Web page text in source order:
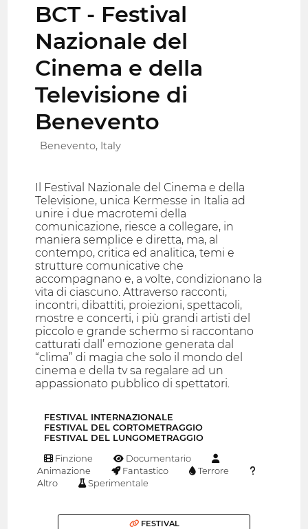
BCT - Festival
Nazionale del
Cinema e della
Televisione di
Benevento
Benevento, Italy
Il Festival Nazionale del Cinema e della
Televisione, unica Kermesse in Italia ad
unire i due macrotemi della
comunicazione, riesce a collegare, in
maniera semplice e diretta, ma, al
contempo, critica ed analitica, temi e
strutture comunicative che
accompagnano e, a volte, condizionano la
vita di ciascuno. Attraverso racconti,
incontri, dibattiti, proiezioni, spettacoli,
mostre e concerti, i più grandi artisti del
piccolo e grande schermo si raccontano
catturati dall’ emozione generata dal
“clima” di magia che solo il mondo del
cinema e della tv sa regalare ad un
appassionato pubblico di spettatori.
FESTIVAL INTERNAZIONALE
FESTIVAL DEL CORTOMETRAGGIO
FESTIVAL DEL LUNGOMETRAGGIO
Finzione
Documentario
Animazione
Fantastico
Terrore
Altro
Sperimentale
FESTIVAL